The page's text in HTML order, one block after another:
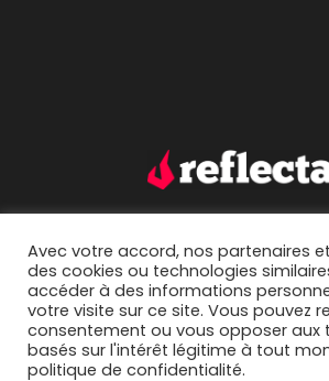
accueil. portfolio.
mentions légales.
Avec votre accord, nos partenaires
des cookies ou technologies
accéder à des informations
votre visite sur ce site. Vous pouvez
consentement ou vous opposer aux
basés sur l'intérêt légitime à tout
politique de confidentialité.